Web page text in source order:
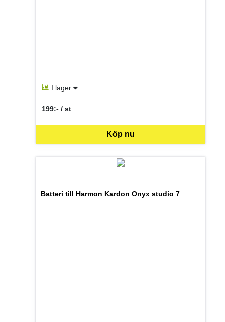
I lager
Köp nu
199:- / st
SEK per ST
Batteri till Harmon Kardon Onyx studio 7